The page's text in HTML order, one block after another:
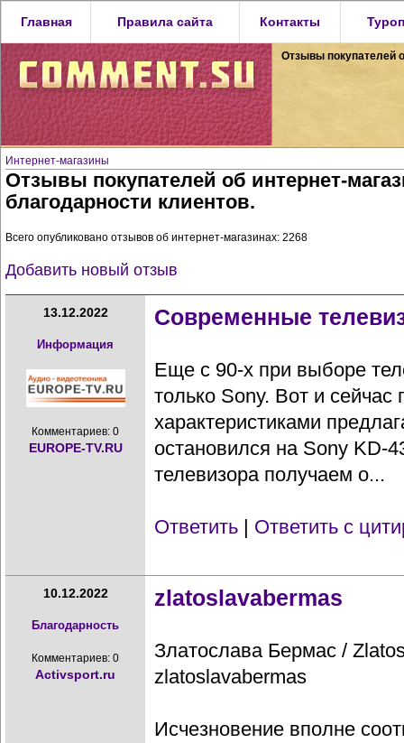
Главная Правила сайта Контакты
Отзывы покупателей
Интернет-магазины
Отзывы покупателей об интернет-
благодарности клиентов.
Всего опубликовано отзывов об интернет-магазинах: 2268
Добавить новый отзыв
13.12.2022
Информация
Комментариев: 0
EUROPE-TV.RU
Современные
Еще с 90-х при выборе
только Sony. Вот и сейчас
характеристиками
остановился на Sony KD-
телевизора получаем о...
Ответить | Ответить с
10.12.2022
Благодарность
Комментариев: 0
Activsport.ru
zlatoslavabermas
Златослава Бермас /
zlatoslavabermas
Исчезновение вполне